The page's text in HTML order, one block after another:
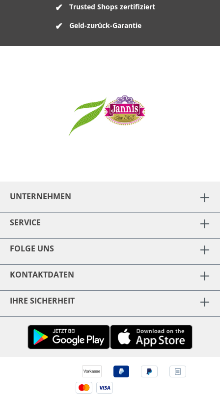
Trusted Shops zertifiziert
Geld-zurück-Garantie
UNTERNEHMEN
SERVICE
FOLGE UNS
KONTAKTDATEN
IHRE SICHERHEIT